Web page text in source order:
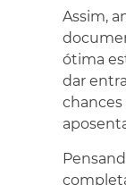
Assim,
ótima
dar
chances